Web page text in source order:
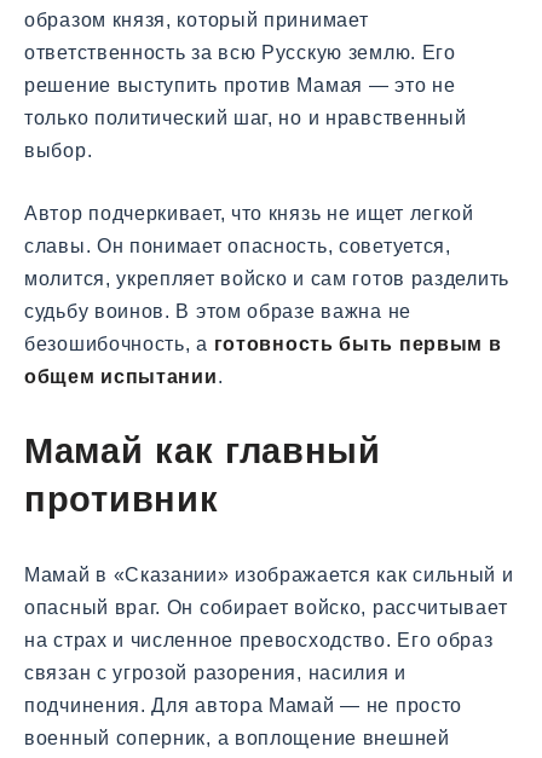
образом князя, который принимает
ответственность за всю Русскую землю. Его
решение выступить против Мамая — это не
только политический шаг, но и нравственный
выбор.
Автор подчеркивает, что князь не ищет легкой
славы. Он понимает опасность, советуется,
молится, укрепляет войско и сам готов разделить
судьбу воинов. В этом образе важна не
безошибочность, а готовность быть первым в
общем испытании.
Мамай как главный
противник
Мамай в «Сказании» изображается как сильный и
опасный враг. Он собирает войско, рассчитывает
на страх и численное превосходство. Его образ
связан с угрозой разорения, насилия и
подчинения. Для автора Мамай — не просто
военный соперник, а воплощение внешней